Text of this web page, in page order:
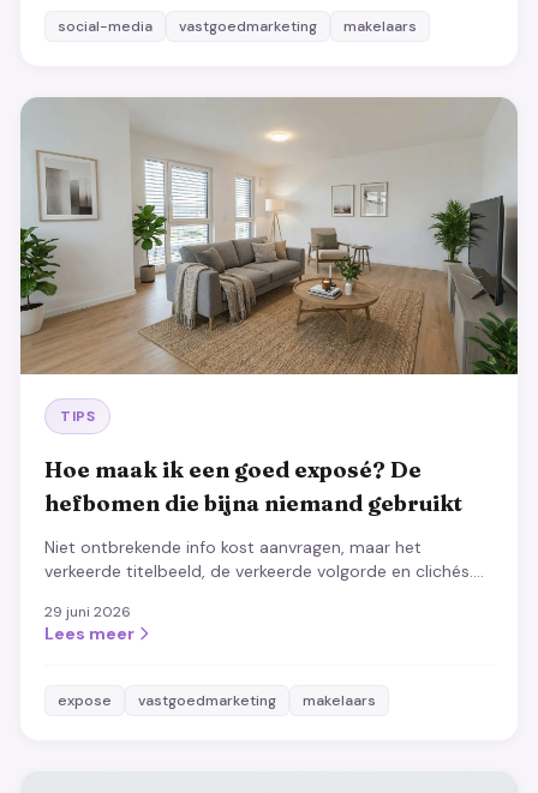
social-media vastgoedmarketing makelaars
TIPS
Hoe maak ik een goed exposé? De
hefbomen die bijna niemand gebruikt
Niet ontbrekende info kost aanvragen, maar het
verkeerde titelbeeld, de verkeerde volgorde en clichés.
verkoopt.
29 juni 2026
Lees meer
expose vastgoedmarketing makelaars